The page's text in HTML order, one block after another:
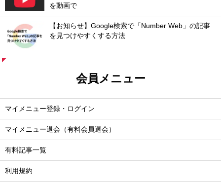
を動画で
【お知らせ】Google検索で「Number Web」の記事
を見つけやすくする方法
会員メニュー
マイメニュー登録・ログイン
マイメニュー退会（有料会員退会）
有料記事一覧
利用規約